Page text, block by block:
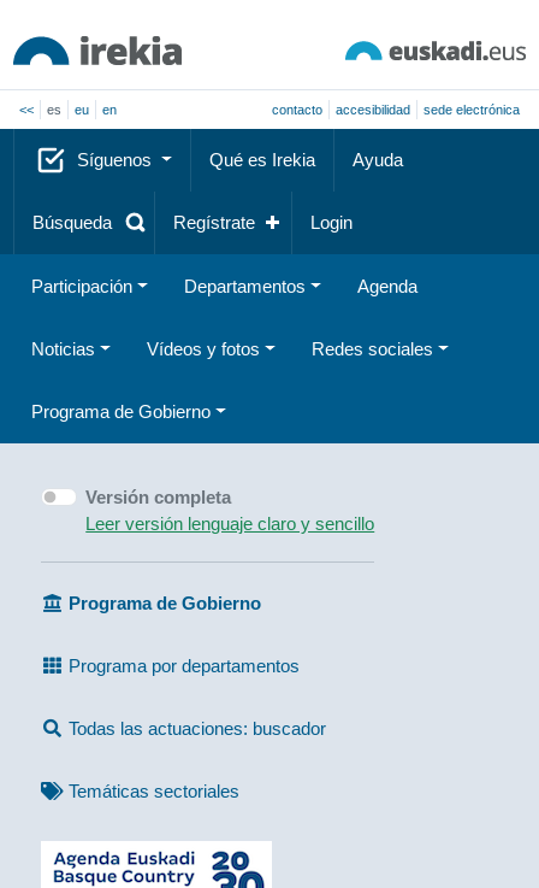
<< es eu en contacto accesibilidad sede electrónica
Síguenos Qué es Irekia Ayuda
Búsqueda Regístrate Login
Participación Departamentos Agenda
Noticias Vídeos y fotos Redes sociales
Programa de Gobierno
Versión completa
Leer versión lenguaje claro y sencillo
Programa de Gobierno
Programa por departamentos
Todas las actuaciones: buscador
Temáticas sectoriales